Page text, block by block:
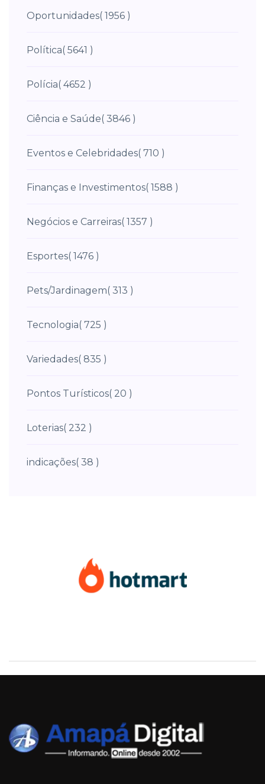
Oportunidades( 1956 )
Política( 5641 )
Polícia( 4652 )
Ciência e Saúde( 3846 )
Eventos e Celebridades( 710 )
Finanças e Investimentos( 1588 )
Negócios e Carreiras( 1357 )
Esportes( 1476 )
Pets/Jardinagem( 313 )
Tecnologia( 725 )
Variedades( 835 )
Pontos Turísticos( 20 )
Loterias( 232 )
indicações( 38 )